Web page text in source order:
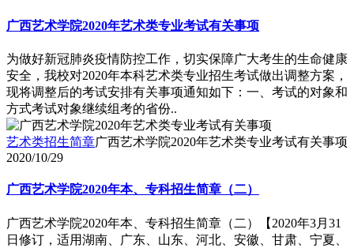
广西艺术学院2020年艺术类专业考试有关事项
为做好新冠肺炎疫情防控工作，切实保障广大考生的生命健康
安全，我校对2020年本科艺术类专业招生考试做出调整方案，
现将调整后的考试安排有关事项通知如下：一、考试的对象和
方式考试对象继续组考的省份..
艺术类招生简章广西艺术学院2020年艺术类专业考试有关事项
2020/10/29
广西艺术学院2020年本、专科招生简章（二）
广西艺术学院2020年本、专科招生简章（二）【2020年3月31
日修订，适用湖南、广东、山东、河北、安徽、甘肃、宁夏、